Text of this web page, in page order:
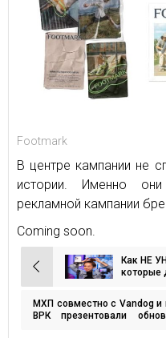
Footmark
В центре кампании не
истории. Именно
рекламной кампании
Coming soon.
Навигация
по
записям
Как НЕ
которые
МХП совместно с Vandog
ВРК презентовали